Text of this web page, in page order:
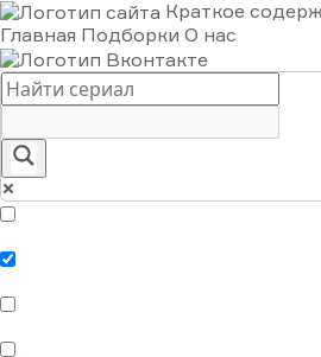
Краткое
Главная Подборки О нас